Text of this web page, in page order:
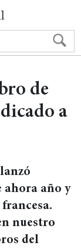
de
a
ahora año y
nuestro
del